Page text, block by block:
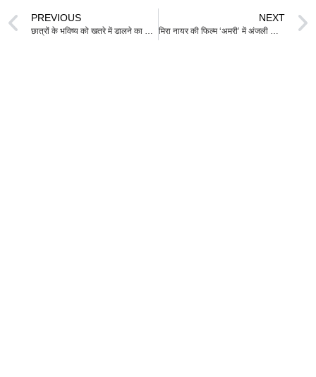
PREVIOUS
छात्रों के भविष्य को खतरे में डालने का आरोप, विपक्ष ने मोदी सरकार पर NEET पेपर लीक को लेकर कड़ी निंदा की
NEXT
मिरा नायर की फिल्म ‘अमरी’ में अंजली शिवरामन निभाएंगी अमृता शेर-गिल का किरदार; प्रियंका चोपड़ा और जैदीपahlaावत भी शामिल